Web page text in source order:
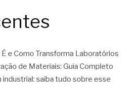
É e Como Transforma Laboratórios
de Materiais: Guia Completo
saiba tudo sobre esse